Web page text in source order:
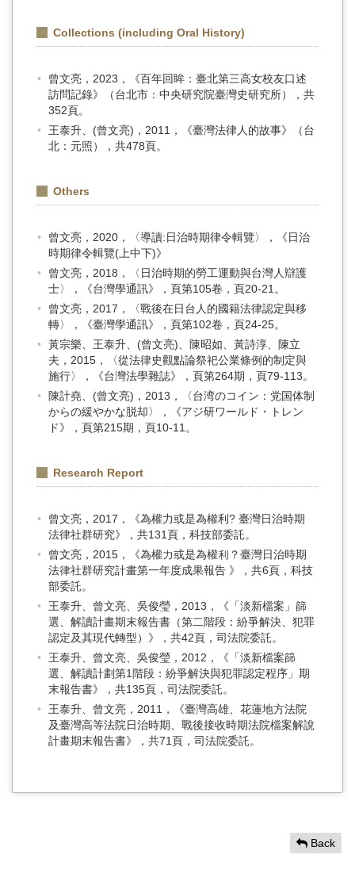
Collections (including Oral History)
曾文亮，2023，《百年回眸：臺北第三高女校友口述
訪問記錄》（台北市：中央研究院臺灣史研究所），共
352頁。
王泰升、(曾文亮)，2011，《臺灣法律人的故事》（台
北：元照），共478頁。
Others
曾文亮，2020，〈導讀:日治時期律令輯覽〉，《日治
時期律令輯覽(上中下)》
曾文亮，2018，〈日治時期的勞工運動與台灣人辯護
士〉，《台灣學通訊》，頁第105卷，頁20-21。
曾文亮，2017，〈戰後在日台人的國籍法律認定與移
轉〉，《臺灣學通訊》，頁第102卷，頁24-25。
黃宗樂、王泰升、(曾文亮)、陳昭如、黃詩淳、陳立
夫，2015，〈從法律史觀點論祭祀公業條例的制定與
施行〉，《台灣法學雜誌》，頁第264期，頁79-113。
陳計堯、(曾文亮)，2013，〈台湾のコイン：党国体制
からの緩やかな脱却〉，《アジ研ワールド・トレン
ド》，頁第215期，頁10-11。
Research Report
曾文亮，2017，《為權力或是為權利? 臺灣日治時期
法律社群研究》，共131頁，科技部委託。
曾文亮，2015，《為權力或是為權利？臺灣日治時期
法律社群研究計畫第一年度成果報告 》，共6頁，科技
部委託。
王泰升、曾文亮、吳俊瑩，2013，《「淡新檔案」篩
選、解讀計畫期末報告書（第二階段：紛爭解決、犯罪
認定及其現代轉型）》，共42頁，司法院委託。
王泰升、曾文亮、吳俊瑩，2012，《「淡新檔案篩
選、解讀計劃第1階段：紛爭解決與犯罪認定程序」期
末報告書》，共135頁，司法院委託。
王泰升、曾文亮，2011，《臺灣高雄、花蓮地方法院
及臺灣高等法院日治時期、戰後接收時期法院檔案解說
計畫期末報告書》，共71頁，司法院委託。
Back